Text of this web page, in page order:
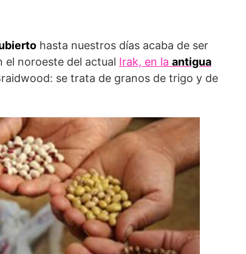
hasta nuestros días acaba de ser
el noroeste del actual Irak, en la antigua
se trata de granos de trigo y de